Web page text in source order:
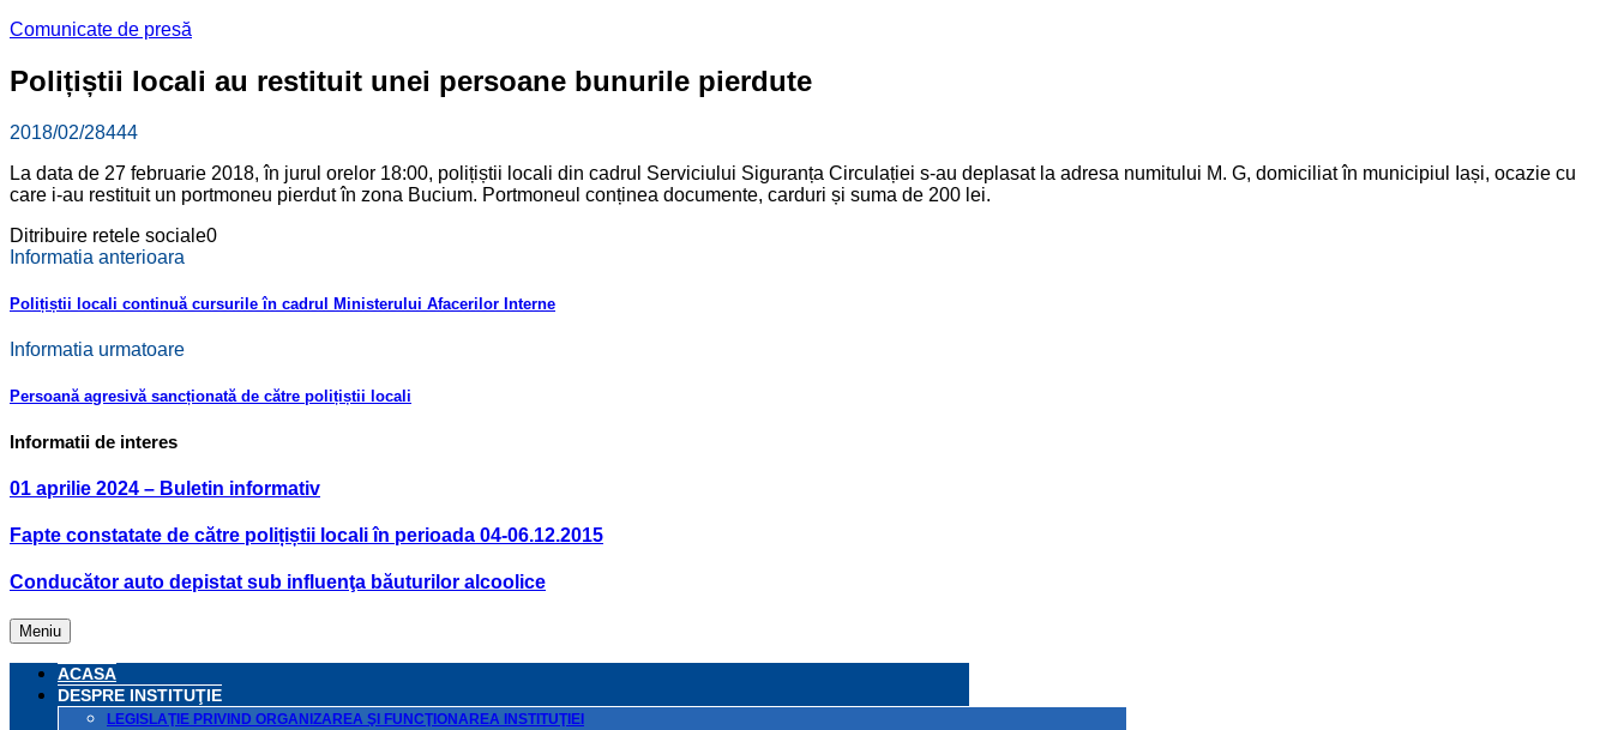
Comunicate de presă
Polițiștii locali au restituit unei persoane bunurile pierdute
2018/02/28444
La data de 27 februarie 2018, în jurul orelor 18:00, polițiștii locali din cadrul Serviciului Siguranța Circulației s-au deplasat la adresa numitului M. G, domiciliat în municipiul Iași, ocazie cu
care i-au restituit un portmoneu pierdut în zona Bucium. Portmoneul conținea documente, carduri și suma de 200 lei.
Ditribuire retele sociale0
Informatia anterioara
Polițiștii locali continuă cursurile în cadrul Ministerului Afacerilor Interne
Informatia urmatoare
Persoană agresivă sancționată de către polițiștii locali
Informatii de interes
01 aprilie 2024 – Buletin informativ
Fapte constatate de către polițiștii locali în perioada 04-06.12.2015
Conducător auto depistat sub influenţa băuturilor alcoolice
Meniu
ACASA
DESPRE INSTITUŢIE
LEGISLAŢIE PRIVIND ORGANIZAREA ŞI FUNCŢIONAREA INSTITUŢIEI